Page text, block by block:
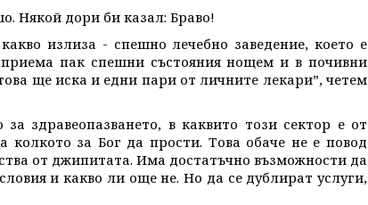
Някой дори би казал: Браво!
излиза - спешно лечебно заведение, което е
пак спешни състояния нощем и в почивни
ще иска и едни пари от личните лекари”, четем
здравеопазването, в каквито този сектор е от
колкото за Бог да прости. Това обаче не е повод
от джипитата. Има достатъчно възможности да
и какво ли още не. Но да се дублират услуги,